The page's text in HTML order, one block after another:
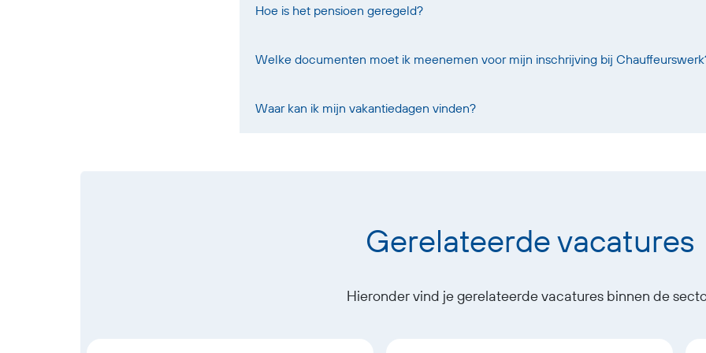
Hoe is het pensioen geregeld?
Welke documenten moet ik meenemen voor mijn inschrijving bij
Waar kan ik mijn vakantiedagen vinden?
Gerelateerde vacatures
Hieronder vind je gerelateerde vacatures binnen de